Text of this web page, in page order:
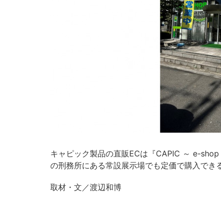
キャピック製品の直販ECは『CAPIC ～ e-
の刑務所にある常設展示場でも定価で購入でき
取材・文／渡辺和博